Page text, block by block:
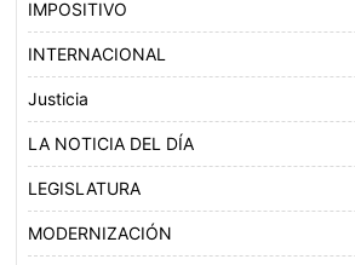
IMPOSITIVO
INTERNACIONAL
Justicia
LA NOTICIA DEL DÍA
LEGISLATURA
MODERNIZACIÓN